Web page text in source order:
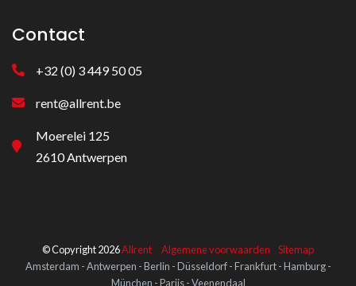
Contact
+32 (0) 3 449 50 05
rent@allrent.be
Moerelei 125
2610 Antwerpen
© Copyright 2026Allrent Algemene voorwaarden
Sitemap
Amsterdam - Antwerpen - Berlin - Düsseldorf - Frankfurt - Hamburg -
München - Parijs - Veenendaal